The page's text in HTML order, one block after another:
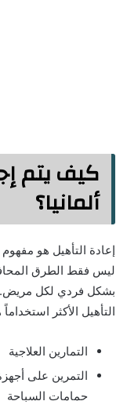
كيف يتم
ألمانيا؟
إعادة التأهيل هو
ليس فقط الطرق
بشكل فردي لكل مريض.
التأهيل الأكثر
التمارين العلاجية
التمرين على
حمامات السباحة